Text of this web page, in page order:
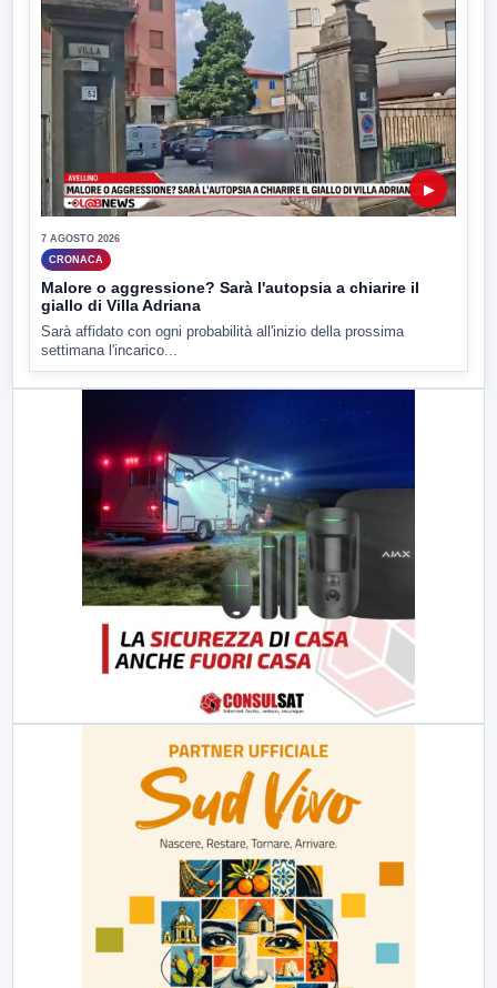
▶
7 AGOSTO 2026
CRONACA
Malore o aggressione? Sarà l'autopsia a chiarire il
giallo di Villa Adriana
Sarà affidato con ogni probabilità all'inizio della prossima
settimana l'incarico...